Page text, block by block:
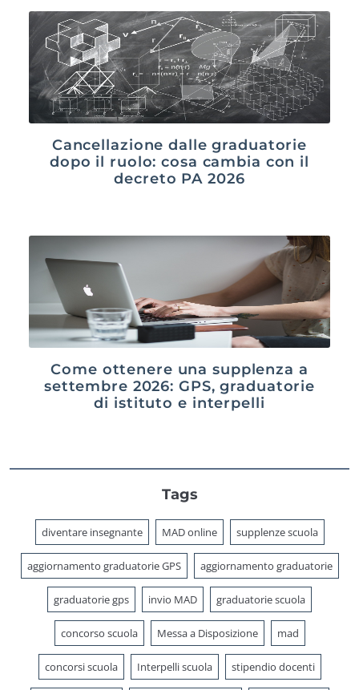
Cancellazione dalle graduatorie
dopo il ruolo: cosa cambia con il
decreto PA 2026
Come ottenere una supplenza a
settembre 2026: GPS, graduatorie
di istituto e interpelli
Tags
diventare insegnante MAD online supplenze scuola
aggiornamento graduatorie GPS aggiornamento graduatorie
graduatorie gps invio MAD graduatorie scuola
concorso scuola Messa a Disposizione mad
concorsi scuola Interpelli scuola stipendio docenti